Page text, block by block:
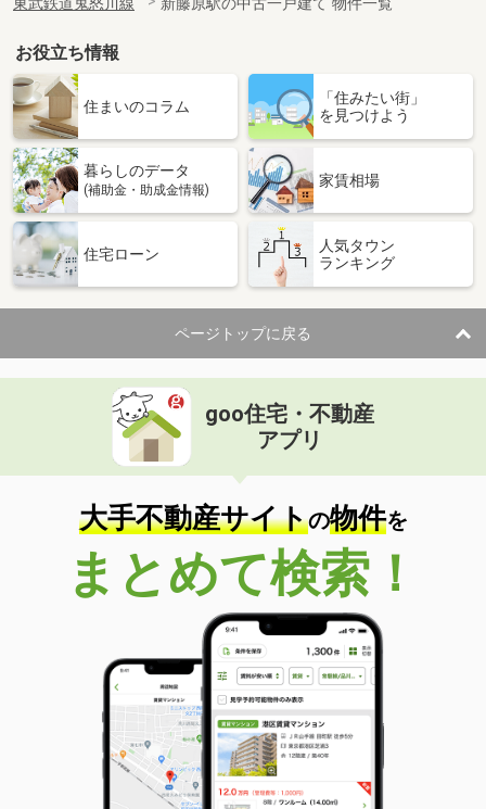
東武鉄道鬼怒川線
新藤原駅の中古一戸建て 物件一覧
お役立ち情報
住まいのコラム
「住みたい街」
を見つけよう
暮らしのデータ
(補助金・助成金情報)
家賃相場
住宅ローン
人気タウン
ランキング
ページトップに戻る
goo住宅・不動産
アプリ
大手不動産サイトの物件を
まとめて検索！